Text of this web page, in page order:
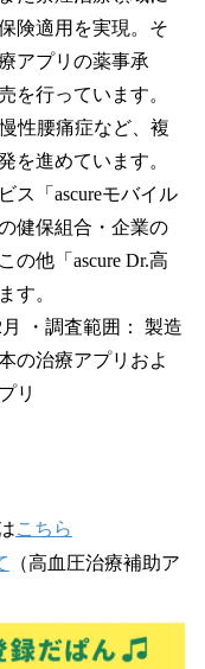
険適用を実現。そ
アプリの薬事承
を行っています。
性腰痛症など、複
を進めています。
ス「ascureモバイル
健保組合・企業の
の他「ascure Dr.高
す。
・調査範囲： 製造
の治療アプリおよ
リ
こちら
（高血圧治療補助ア